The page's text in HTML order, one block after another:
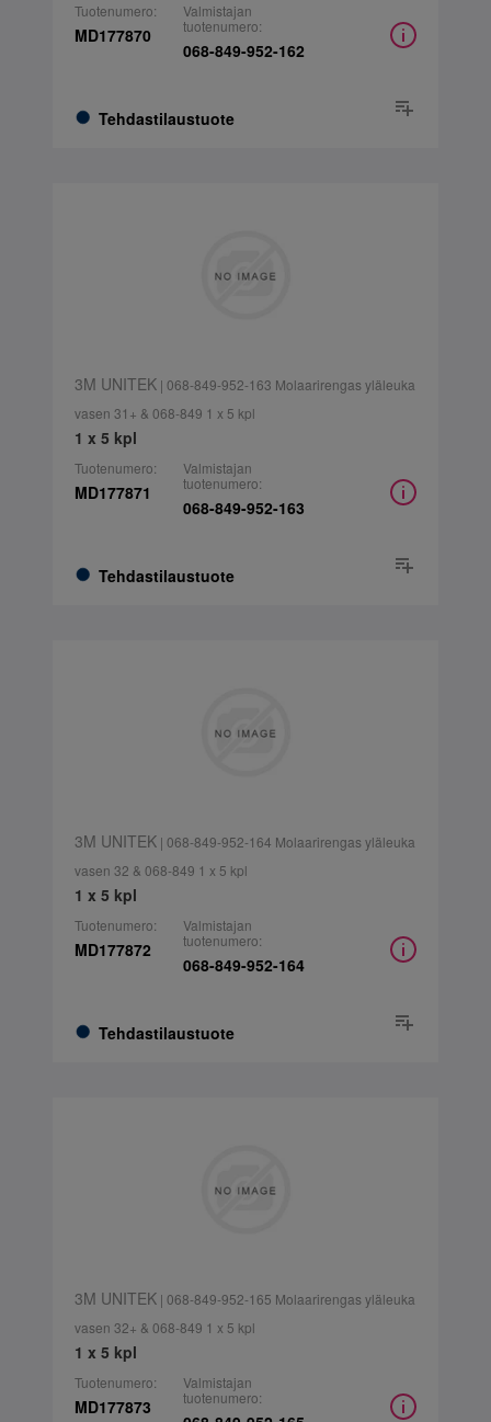
Tuotenumero:
MD177870
Tehdastilaustuote
Valmistajan
tuotenumero:
068-849-952-162
3M UNITEK| 068-849-952-163 Molaarirengas yläleuka
vasen 31+ & 068-849 1 x 5 kpl
1 x 5 kpl
Tuotenumero:
MD177871
Tehdastilaustuote
Valmistajan
tuotenumero:
068-849-952-163
3M UNITEK| 068-849-952-164 Molaarirengas yläleuka
vasen 32 & 068-849 1 x 5 kpl
1 x 5 kpl
Tuotenumero:
MD177872
Tehdastilaustuote
Valmistajan
tuotenumero:
068-849-952-164
3M UNITEK| 068-849-952-165 Molaarirengas yläleuka
vasen 32+ & 068-849 1 x 5 kpl
1 x 5 kpl
Tuotenumero:
MD177873
Valmistajan
tuotenumero: